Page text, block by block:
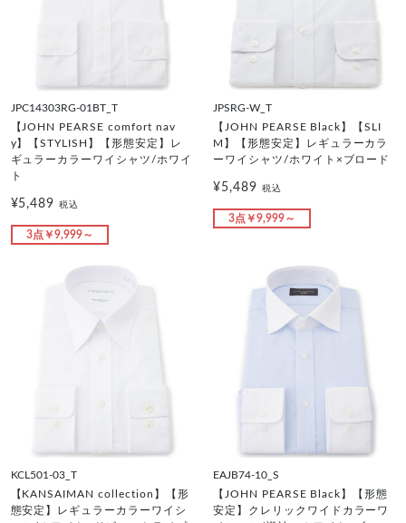
JPC14303RG-01BT_T
【JOHN PEARSE comfort nav
y】【STYLISH】【形態安定】レ
ギュラーカラーワイシャツ/ホワイ
ト
¥5,489税込
3点￥9,999～
JPSRG-W_T
【JOHN PEARSE Black】【SLI
M】【形態安定】レギュラーカラ
ーワイシャツ/ホワイト×ブロード
¥5,489 税込
3点￥9,999～
KCL501-03_T
【KANSAIMAN collection】【形
態安定】レギュラーカラーワイシ
EAJB74-10_S
【JOHN PEARSE Black】【形態
安定】クレリックワイドカラーワ